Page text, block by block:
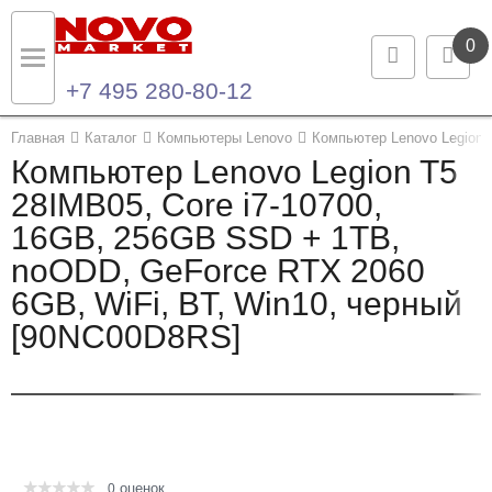
0
+7 495 280-80-12
Главная Каталог Компьютеры Lenovo Компьютер Lenovo Legion
Компьютер Lenovo Legion T5
28IMB05, Core i7-10700,
16GB, 256GB SSD + 1TB,
noODD, GeForce RTX 2060
6GB, WiFi, BT, Win10, черный
[90NC00D8RS]
0 оценок
Назад
Каталог продукции
Ноутбуки и ультрабуки
Компьютеры
Моноблоки
Назад
Контакты
Контактная информация